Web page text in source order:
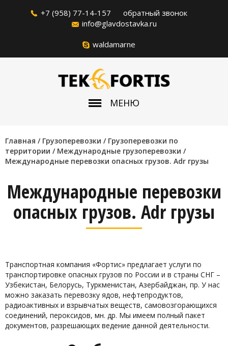
+7 (958) 77-14-157
обратный звонок
info@glavdostavka.ru
waldamarne
МЕНЮ
Главная / Грузоперевозки / Грузоперевозки по
территории / Международные грузоперевозки /
Международные перевозки опасных грузов. Adr грузы
Международные перевозки
опасных грузов. Adr грузы
Транспортная компания «Фортис» предлагает услуги по
транспортировке опасных грузов по России и в страны СНГ –
Узбекистан, Белорусь, Туркменистан, Азербайджан, пр. У нас
можно заказать перевозку ядов, нефтепродуктов,
радиоактивных и взрывчатых веществ, самовозгорающихся
соединений, пероксидов, мн. др. Мы имеем полный пакет
документов, разрешающих ведение данной деятельности.